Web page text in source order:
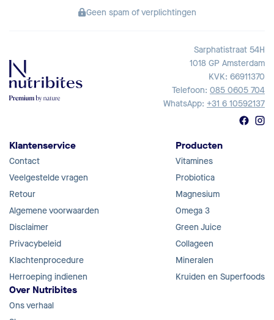
Geen spam of verplichtingen
Sarphatistraat 54H
1018 GP Amsterdam
KVK: 66911370
Telefoon: 085 0605 704
WhatsApp: +31 6 10592137
Klantenservice
Contact
Veelgestelde vragen
Retour
Algemene voorwaarden
Disclaimer
Privacybeleid
Klachtenprocedure
Herroeping indienen
Producten
Vitamines
Probiotica
Magnesium
Omega 3
Green Juice
Collageen
Mineralen
Kruiden en Superfoods
Over Nutribites
Ons verhaal